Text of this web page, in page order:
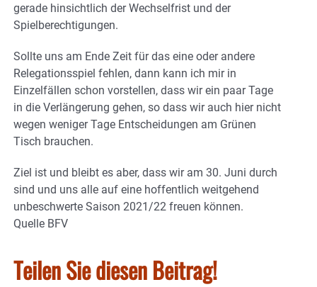
gerade hinsichtlich der Wechselfrist und der
Spielberechtigungen.
Sollte uns am Ende Zeit für das eine oder andere
Relegationsspiel fehlen, dann kann ich mir in
Einzelfällen schon vorstellen, dass wir ein paar Tage
in die Verlängerung gehen, so dass wir auch hier nicht
wegen weniger Tage Entscheidungen am Grünen
Tisch brauchen.
Ziel ist und bleibt es aber, dass wir am 30. Juni durch
sind und uns alle auf eine hoffentlich weitgehend
unbeschwerte Saison 2021/22 freuen können.
Quelle BFV
Teilen Sie diesen Beitrag!